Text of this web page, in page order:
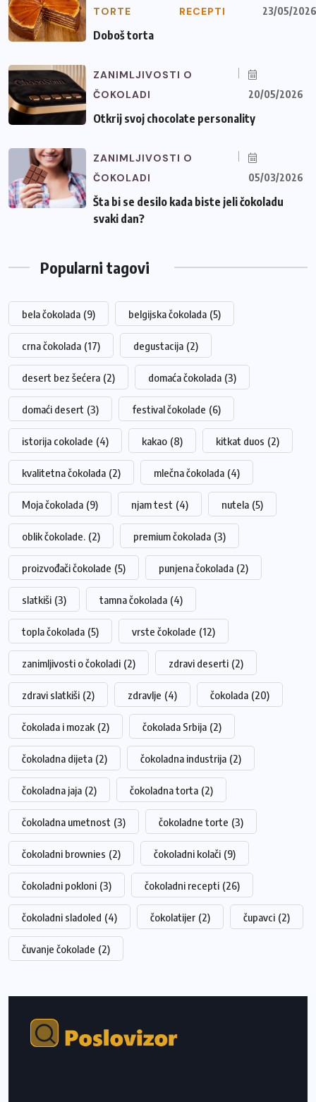
TORTE RECEPTI 23/05/2026
Doboš torta
ZANIMLJIVOSTI O
ČOKOLADI
20/05/2026
Otkrij svoj chocolate personality
ZANIMLJIVOSTI O
ČOKOLADI
05/03/2026
Šta bi se desilo kada biste jeli čokoladu
svaki dan?
Popularni tagovi
bela čokolada (9) belgijska čokolada (5)
crna čokolada (17) degustacija (2)
desert bez šećera (2) domaća čokolada (3)
domaći desert (3) festival čokolade (6)
istorija cokolade (4) kakao (8) kitkat duos (2)
kvalitetna čokolada (2) mlečna čokolada (4)
Moja čokolada (9) njam test (4) nutela (5)
oblik čokolade. (2) premium čokolada (3)
proizvođači čokolade (5) punjena čokolada (2)
slatkiši (3) tamna čokolada (4)
topla čokolada (5) vrste čokolade (12)
zanimljivosti o čokoladi (2) zdravi deserti (2)
zdravi slatkiši (2) zdravlje (4) čokolada (20)
čokolada i mozak (2) čokolada Srbija (2)
čokoladna dijeta (2) čokoladna industrija (2)
čokoladna jaja (2) čokoladna torta (2)
čokoladna umetnost (3) čokoladne torte (3)
čokoladni brownies (2) čokoladni kolači (9)
čokoladni pokloni (3) čokoladni recepti (26)
čokoladni sladoled (4) čokolatijer (2) čupavci (2)
čuvanje čokolade (2)